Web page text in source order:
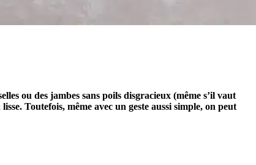
ou des jambes sans poils disgracieux (même s’il vaut
Toutefois, même avec un geste aussi simple, on peut